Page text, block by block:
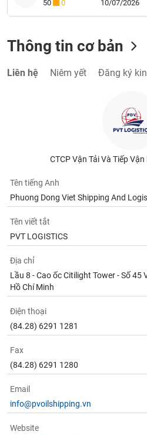
50 0 10/07/2026
Thông tin cơ bản
Liên hệ Niêm yết Đăng ký
CTCP Vận Tải Và Tiếp
Tên tiếng Anh
Phuong Dong Viet Shipping And
Tên viết tắt
PVT LOGISTICS
Địa chỉ
Lầu 8 - Cao ốc Citilight Tower - Số 45
Hồ Chí Minh
Điện thoại
(84.28) 6291 1281
Fax
(84.28) 6291 1280
Email
info@pvoilshipping.vn
Website